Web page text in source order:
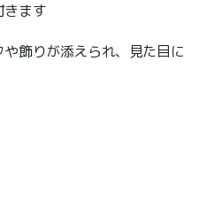
きます
飾りが添えられ、見た目に